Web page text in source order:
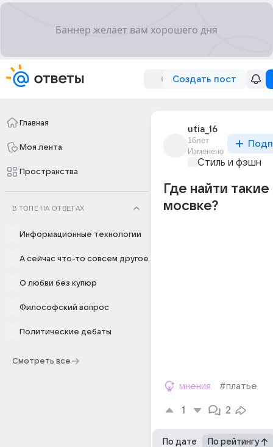
Создать пост
Главная
Моя лента
Пространства
В ТОПЕ НА ОТВЕТАХ
Информационные технологии
А сейчас что-то совсем другое
О любви без купюр
Философский вопрос
Политические дебаты
Смотреть все
utia_16
16лет
Изменено
Стиль и фэшн
Где найти такие
мосвке?
мнения #платье
1 2
По дате По рейтингу